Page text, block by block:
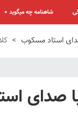
شاهنامه چه میگوید
استاد مسکوب >
صدای